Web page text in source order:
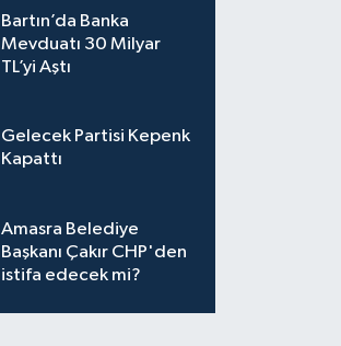
Bartın’da Banka
Mevduatı 30 Milyar
TL’yi Aştı
Gelecek Partisi Kepenk
Kapattı
Amasra Belediye
Başkanı Çakır CHP'den
istifa edecek mi?